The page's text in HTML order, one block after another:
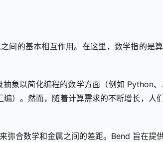
间的基本相互作用。在这里，数学指的是
象以简化编程的数学方面（例如 Python
）。然而，随着计算需求的不断增长，人
弥合数学和金属之间的差距。Bend 旨在提